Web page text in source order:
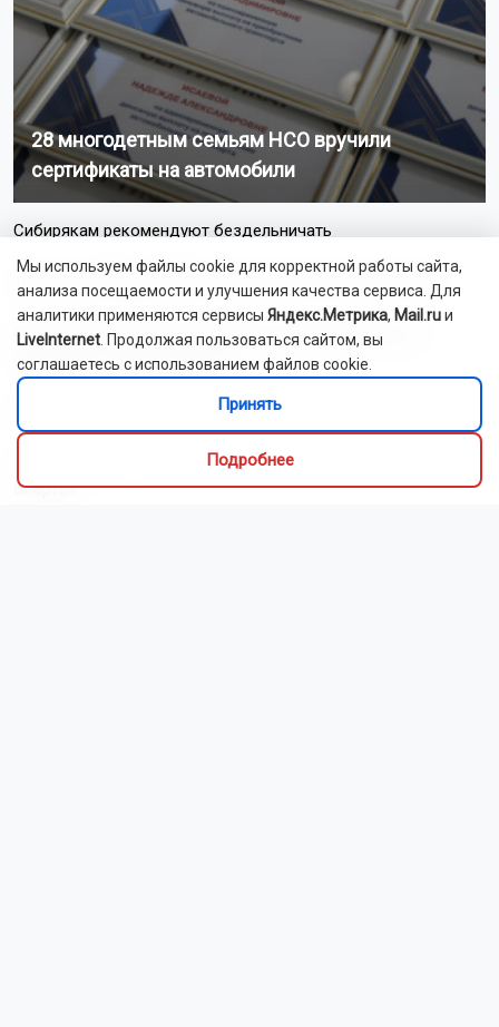
28 многодетным семьям НСО вручили
сертификаты на автомобили
Сибирякам рекомендуют бездельничать
Трое новосибирцев осуждены за похищение человека
Подростка из Бердска осудили за мошенничество в
отношении пожилых людей
Житель Кузбасса получил инфаркт после укуса пчелы
Новосибирцы обеспокоены возможным осушением озера
Спартак
Мы используем файлы cookie для корректной работы сайта,
анализа посещаемости и улучшения качества сервиса. Для
аналитики применяются сервисы Яндекс.Метрика, Mail.ruи
LiveInternet . Продолжая пользоваться сайтом, вы
соглашаетесь с использованием файлов cookie.
Принять
Подробнее